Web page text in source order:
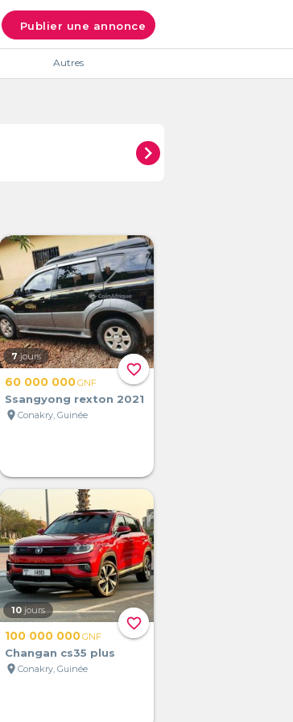
Publier une annonce
Autres
chevron_right
favorite_border
7 jours
60 000 000GNF
Ssangyong rexton 2021
location_onConakry, Guinée
favorite_border
10 jours
100 000 000GNF
Changan cs35 plus
location_onConakry, Guinée